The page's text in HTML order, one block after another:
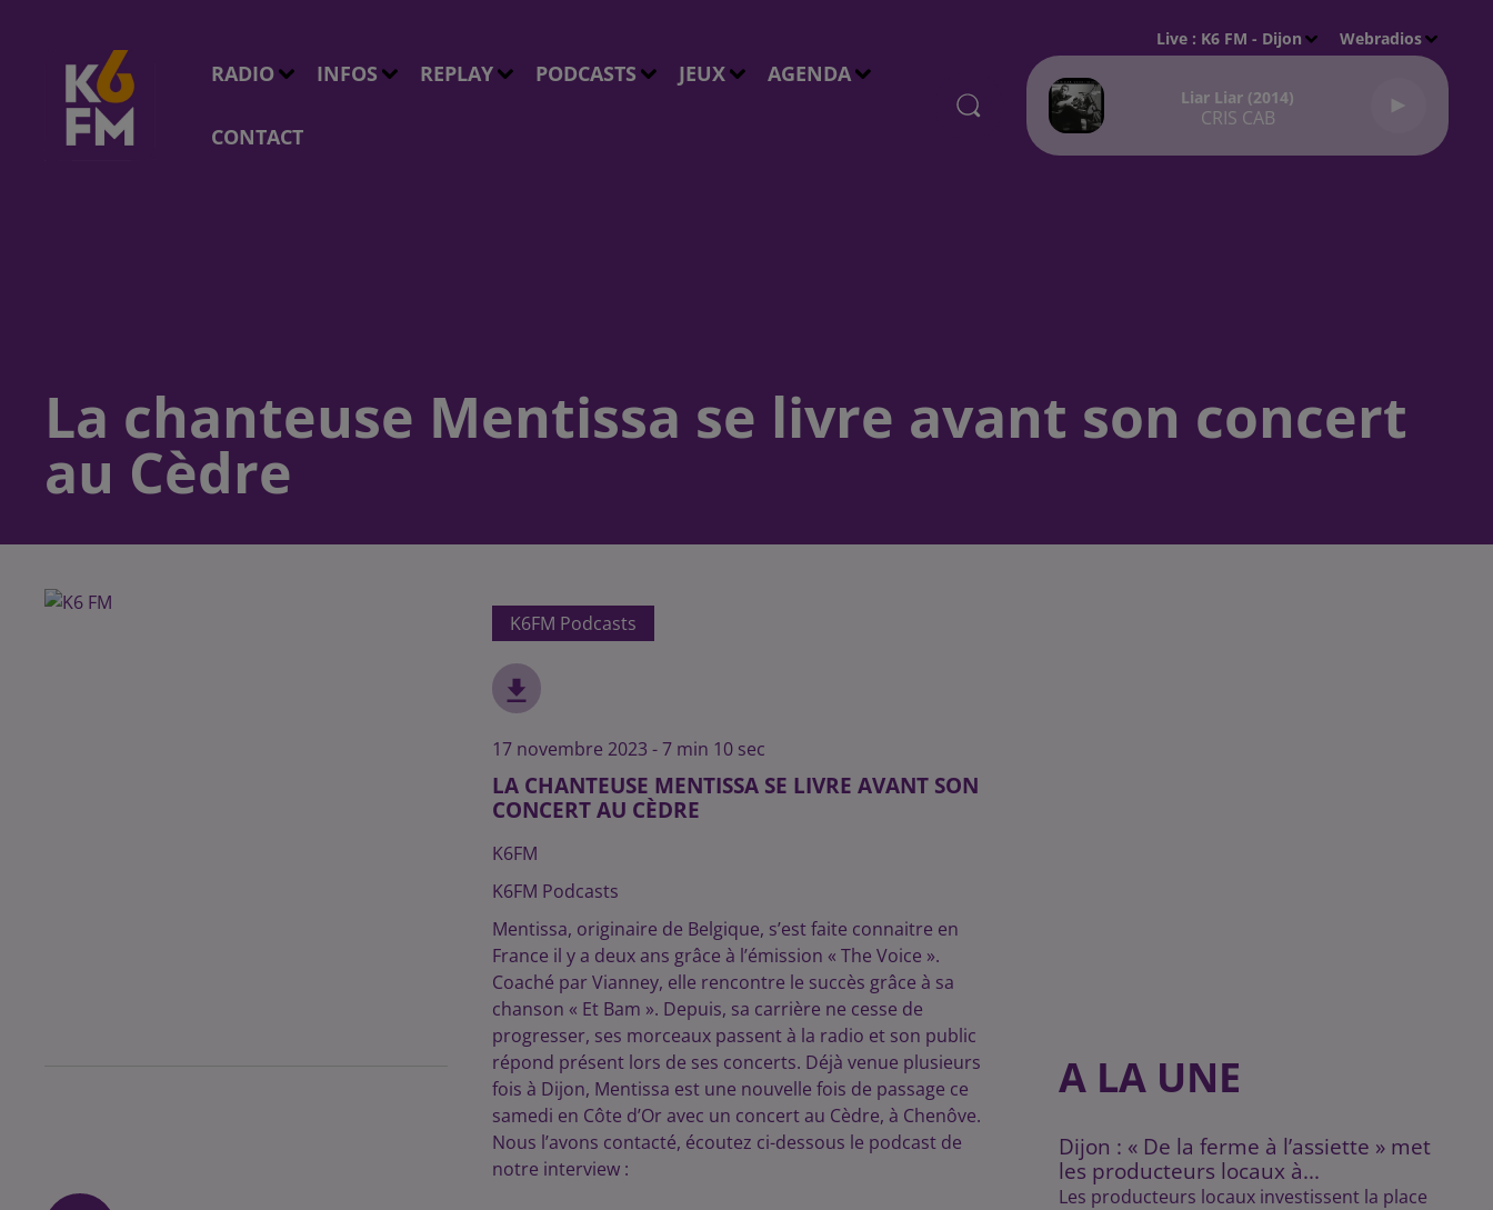
RADIO INFOS REPLAY PODCASTS JEUX AGENDA
CONTACT
Live : K6 FM - Dijon Webradios
Liar Liar (2014)
CRIS CAB
La chanteuse Mentissa se livre avant son concert
au Cèdre
K6FM Podcasts
17 novembre 2023 - 7 min 10 sec
LA CHANTEUSE MENTISSA SE LIVRE AVANT SON
CONCERT AU CÈDRE
K6FM
K6FM Podcasts
Mentissa, originaire de Belgique, s’est faite connaitre en
France il y a deux ans grâce à l’émission « The Voice ».
Coaché par Vianney, elle rencontre le succès grâce à sa
chanson « Et Bam ». Depuis, sa carrière ne cesse de
progresser, ses morceaux passent à la radio et son public
répond présent lors de ses concerts. Déjà venue plusieurs
fois à Dijon, Mentissa est une nouvelle fois de passage ce
samedi en Côte d’Or avec un concert au Cèdre, à Chenôve.
Nous l’avons contacté, écoutez ci-dessous le podcast de
notre interview :
A LA UNE
Dijon : « De la ferme à l’assiette » met
les producteurs locaux à...
Les producteurs locaux investissent la place